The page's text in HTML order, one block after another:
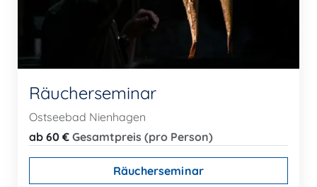
Räucherseminar
Ostseebad Nienhagen
ab 60 € Gesamtpreis (pro Person)
Räucherseminar